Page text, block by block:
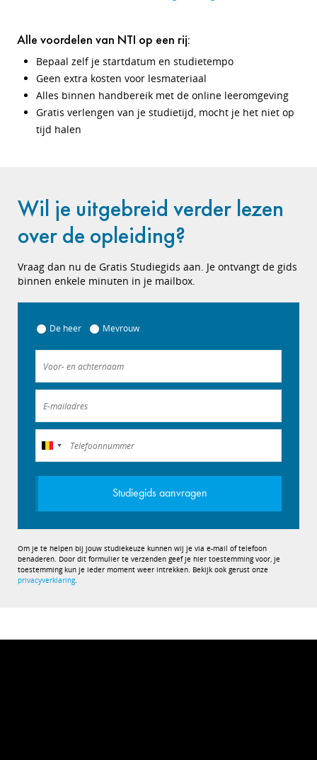
Alle voordelen van NTI op een rij:
Bepaal zelf je startdatum en studietempo
Geen extra kosten voor lesmateriaal
Alles binnen handbereik met de online leeromgeving
Gratis verlengen van je studietijd, mocht je het niet op
tijd halen
Wil je uitgebreid verder lezen
over de opleiding?
Vraag dan nu de Gratis Studiegids aan. Je ontvangt de gids
binnen enkele minuten in je mailbox.
De heer Mevrouw
België
+32
Studiegids aanvragen
Om je te helpen bij jouw studiekeuze kunnen wij je via e-mail of telefoon
benaderen. Door dit formulier te verzenden geef je hier toestemming voor, je
toestemming kun je ieder moment weer intrekken. Bekijk ook gerust onze
privacyverklaring.